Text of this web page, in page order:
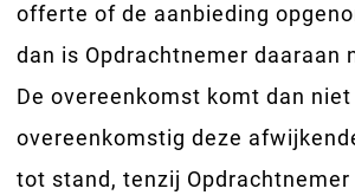
offerte of de aanbieding
dan is Opdrachtnemer daaraan
De overeenkomst komt dan niet
overeenkomstig deze
tot stand, tenzij Opdrachtnemer